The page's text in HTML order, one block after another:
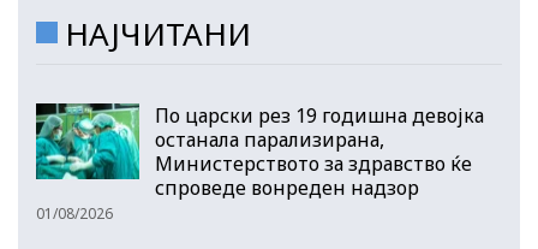
НАЈЧИТАНИ
По царски рез 19 годишна девојка
останала парализирана,
Министерството за здравство ќе
спроведе вонреден надзор
01/08/2026